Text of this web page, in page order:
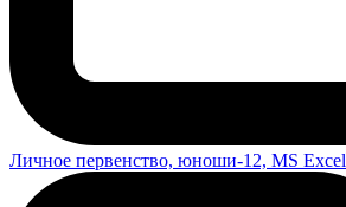
Личное первенство, юноши-12, MS Excel